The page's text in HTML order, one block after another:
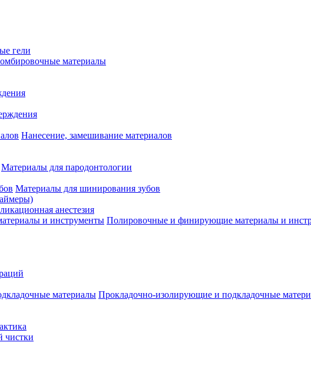
гели
материалы
Нанесение, замешивание материалов
Материалы для пародонтологии
Материалы для шинирования зубов
анестезия
Полировочные и финирующие материалы и
Прокладочно-изолирующие и подкладочные
чистки